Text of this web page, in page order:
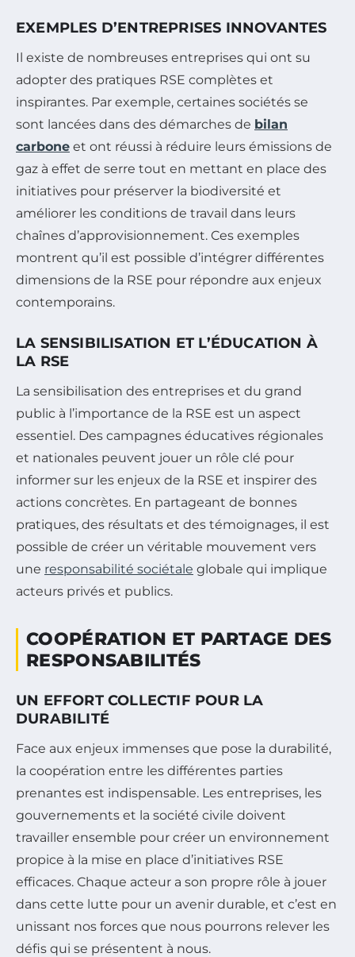
EXEMPLES D’ENTREPRISES INNOVANTES
Il existe de nombreuses entreprises qui ont su
adopter des pratiques RSE complètes et
inspirantes. Par exemple, certaines sociétés se
sont lancées dans des démarches de bilan
carbone et ont réussi à réduire leurs émissions de
gaz à effet de serre tout en mettant en place des
initiatives pour préserver la biodiversité et
améliorer les conditions de travail dans leurs
chaînes d’approvisionnement. Ces exemples
montrent qu’il est possible d’intégrer différentes
dimensions de la RSE pour répondre aux enjeux
contemporains.
LA SENSIBILISATION ET L’ÉDUCATION À
LA RSE
La sensibilisation des entreprises et du grand
public à l’importance de la RSE est un aspect
essentiel. Des campagnes éducatives régionales
et nationales peuvent jouer un rôle clé pour
informer sur les enjeux de la RSE et inspirer des
actions concrètes. En partageant de bonnes
pratiques, des résultats et des témoignages, il est
possible de créer un véritable mouvement vers
une responsabilité sociétale globale qui implique
acteurs privés et publics.
COOPÉRATION ET PARTAGE DES
RESPONSABILITÉS
UN EFFORT COLLECTIF POUR LA
DURABILITÉ
Face aux enjeux immenses que pose la durabilité,
la coopération entre les différentes parties
prenantes est indispensable. Les entreprises, les
gouvernements et la société civile doivent
travailler ensemble pour créer un environnement
propice à la mise en place d’initiatives RSE
efficaces. Chaque acteur a son propre rôle à jouer
dans cette lutte pour un avenir durable, et c’est en
unissant nos forces que nous pourrons relever les
défis qui se présentent à nous.